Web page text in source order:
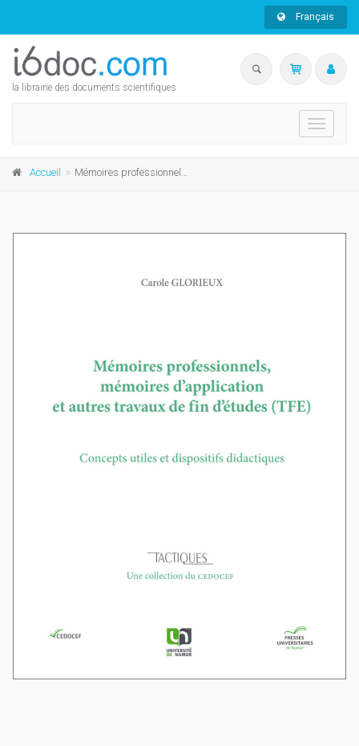
Français
la librairie des documents scientifiques
Toggle
Accueil Mémoires professionnels, mémoires d'application et autres travaux de fin d'études (TFE)